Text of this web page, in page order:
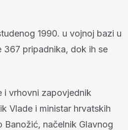
1990. u vojnoj bazi u
367 pripadnika, dok ih se
i vrhovni zapovjednik
Vlade i ministar hrvatskih
načelnik Glavnog